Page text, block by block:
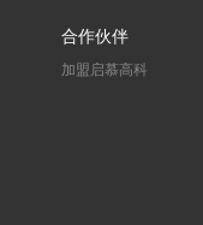
合作伙伴
加盟启慕高科